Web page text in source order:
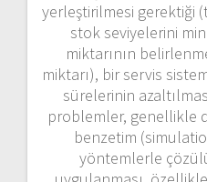
yerleştirilmesi gerektiği
stok seviyelerini
miktarının
miktarı), bir servis
sürelerinin
problemler, genellikle
benzetim
yöntemlerle